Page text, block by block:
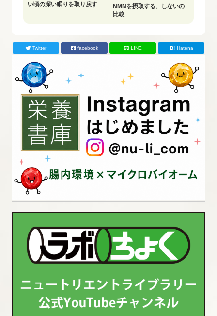
い頃の深い眠りを取り戻す
NMNを摂取する、しないの
比較
Twitter facebook LINE Hatena